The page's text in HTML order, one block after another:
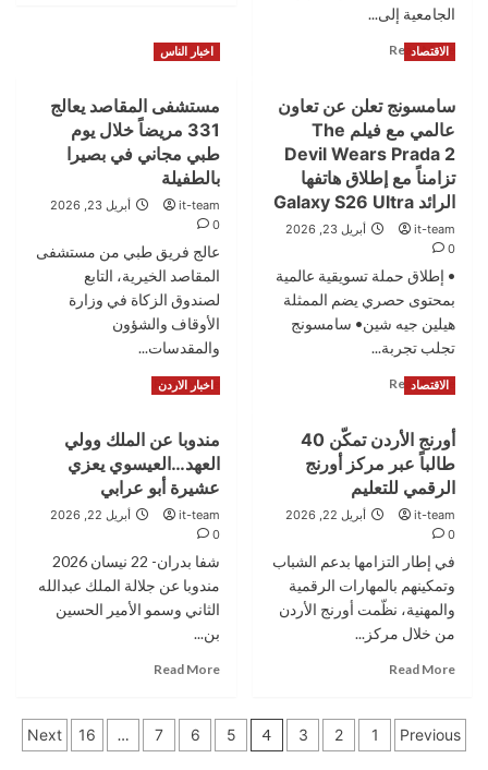
لعام
2025
الجامعية إلى...
Read More
“بنك
القاهرة
عمان”
و”
جامعة
الطفيلة
التقنية
يجددان
الهوية
الجامعية
للإمارات..فيديو
الاقتصاد
سامسونج تعلن عن تعاون
عالمي مع فيلم The
Devil Wears Prada 2
تزامناً مع إطلاق هاتفها
الرائد Galaxy S26 Ultra
it-team
أبريل 23, 2026
0
• إطلاق حملة تسويقية عالمية
بمحتوى حصري يضم الممثلة
هيلين جيه شين• سامسونج
تجلب تجربة...
Read More
سامسونج
تعلن
عن
تعاون
عالمي
فيلم
The
Devil
Wears
إطلاق
هاتفها
اخبار الناس
مستشفى المقاصد يعالج
331 مريضاً خلال يوم
طبي مجاني في بصيرا
بالطفيلة
it-team
أبريل 23, 2026
0
عالج فريق طبي من مستشفى
المقاصد الخيرية، التابع
لصندوق الزكاة في وزارة
الأوقاف والشؤون
والمقدسات...
Read More
Read
مستشفى
المقاصد
يعالج
مريضاً
يوم
طبي
مجاني
الاقتصاد
أورنج الأردن تمكّن 40
طالباً عبر مركز أورنج
الرقمي للتعليم
it-team
أبريل 22, 2026
0
في إطار التزامها بدعم الشباب
وتمكينهم بالمهارات الرقمية
والمهنية، نظّمت أورنج الأردن
من خلال مركز...
Read More
أورنج
الأردن
اخبار الاردن
مندوبا عن الملك وولي
العهد…العيسوي يعزي
عشيرة أبو عرابي
it-team
أبريل 22, 2026
0
شفا بدران- 22 نيسان 2026
مندوبا عن جلالة الملك عبدالله
الثاني وسمو الأمير الحسين
بن...
Read More
عن
تعدد
Previous
1
2
3
4
5
6
7
…
16
Next